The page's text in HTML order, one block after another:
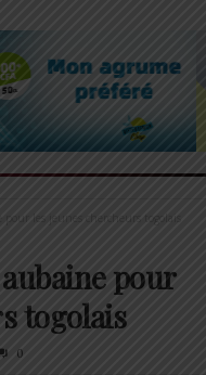
les jeunes chercheurs togolais
pour
togolais
0